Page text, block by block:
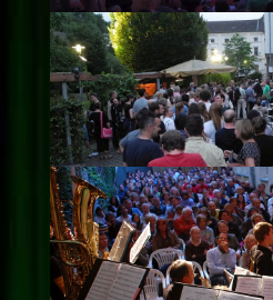
Ort
Anreise
Wetter
Kinogutschein
Konzept
Archiv
Kontakt
Impressum